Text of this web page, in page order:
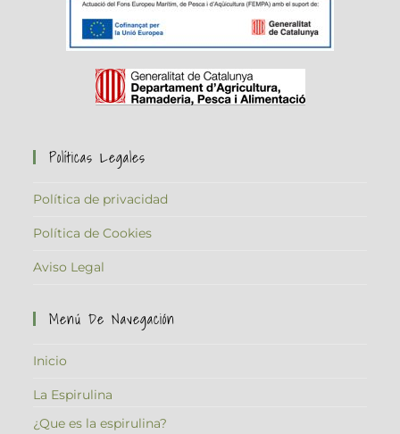
Políticas Legales
Política de privacidad
Política de Cookies
Aviso Legal
Menú De Navegación
Inicio
La Espirulina
¿Que es la espirulina?